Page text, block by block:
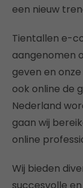
een nieuw
Tientallen e-
aangenomen
geven en
ook online de
Nederland
gaan wij
online
Wij bieden
succesvolle